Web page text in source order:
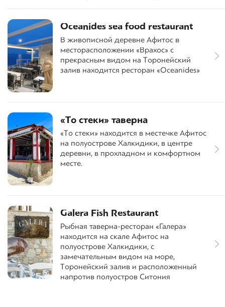
Oceanides sea food restaurant
В живописной деревне Афитос в
месторасположении «Врахос» с
прекрасным видом на Торонейский
залив находится ресторан «Oceanides»
«То стеки» таверна
«То стеки» находится в местечке Афитос
на полуострове Халкидики, в центре
деревни, в прохладном и комфортном
месте.
Galera Fish Restaurant
Рыбная таверна-ресторан «Галера»
находится на скале Афитос на
полуострове Халкидики, с
замечательным видом на море,
Торонейский залив и расположенный
напротив полуостров Ситония